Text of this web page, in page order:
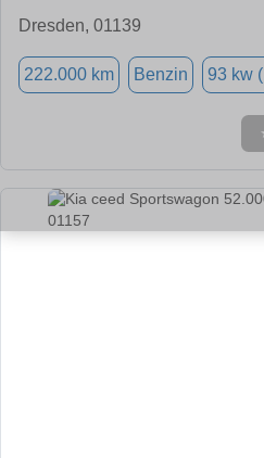
Dresden, 01139
222.000 km Benzin 93 kw